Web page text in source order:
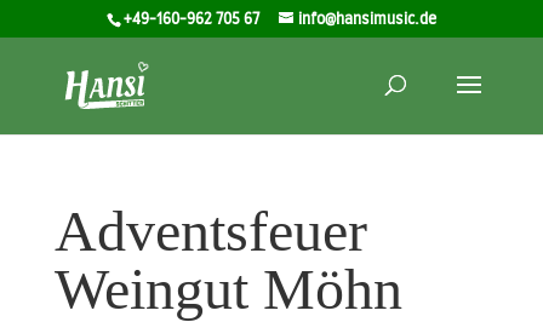
+49-160-962 705 67 info@hansimusic.de
Adventsfeuer
Weingut Möhn